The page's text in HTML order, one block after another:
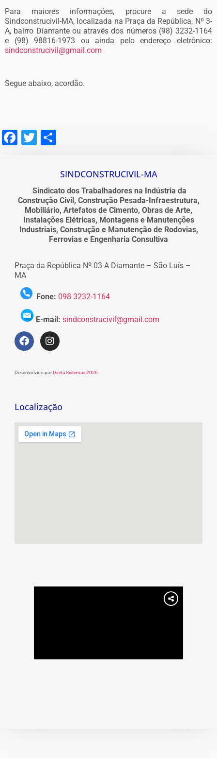
Para maiores informações, procure a sede do
Sindconstrucivil-MA, localizada na Praça da República, Nº 3-
A, bairro Diamante ou através dos números (98) 3232-1164
e (98) 98816-1973 ou ainda pelo endereço eletrônico:
sindconstrucivil@gmail.com
Segue abaixo, acordão.
Facebook
Twitter
SINDCONSTRUCIVIL-MA
Sindicato dos Trabalhadores na Indústria da
Construção Civil, Construção Pesada-Infraestrutura,
Mobiliário, Artefatos de Cimento, Obras de Arte,
Instalações Elétricas, Montagens e Manutenções
Industriais, Construção e Manutenção de Rodovias,
Ferrovias e Engenharia Consultiva
Praça da República Nº 03-A Diamante – São Luís –
MA
Fone: 098 3232-1164
E-mail: sindconstrucivil@gmail.com
Desenvolvido porDireta Sistemas 2026
Localização